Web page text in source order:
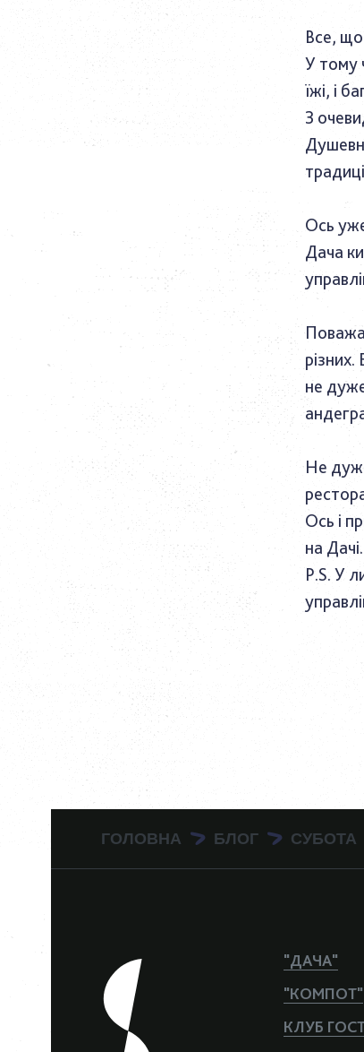
Все,
У тому
їжі, і
З
Ось
Дача
не
Не
Ось і
на Дачі
P.S. У
ГОЛОВНА > БЛОГ >
"ДАЧА"
"КОМПОТ"
КЛУБ